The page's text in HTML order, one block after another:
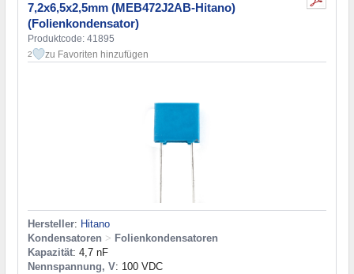
7,2x6,5x2,5mm (MEB472J2AB-Hitano)
(Folienkondensator)
Produktcode: 41895
2 zu Favoriten hinzufügen
Hersteller: Hitano
Kondensatoren > Folienkondensatoren
Kapazität: 4,7 nF
Nennspannung, V: 100 VDC